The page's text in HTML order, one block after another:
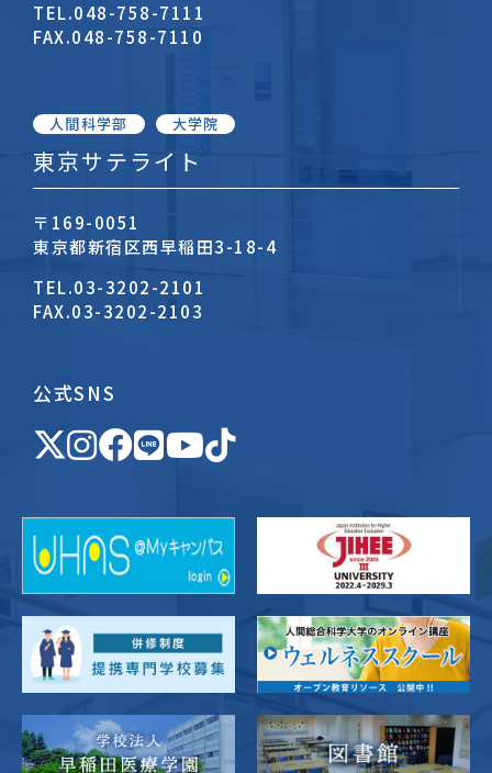
TEL.048-758-7111
FAX.048-758-7110
人間科学部 大学院
東京サテライト
〒169-0051
東京都新宿区西早稲田3-18-4
TEL.03-3202-2101
FAX.03-3202-2103
公式SNS